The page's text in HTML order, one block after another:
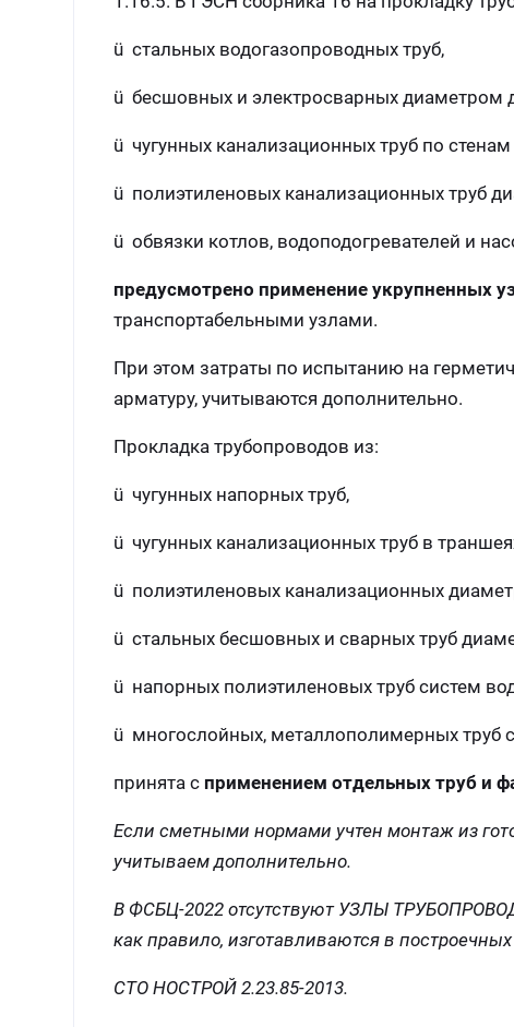
ü стальных водогазопроводных труб,
ü бесшовных и электросварных диаметром
ü чугунных канализационных труб по
ü полиэтиленовых канализационных труб
ü обвязки котлов, водоподогревателей и
предусмотрено применение укрупненных
транспортабельными узлами.
При этом затраты по испытанию на
арматуру, учитываются дополнительно.
Прокладка трубопроводов из:
ü чугунных напорных труб,
ü чугунных канализационных труб в
ü полиэтиленовых канализационных
ü стальных бесшовных и сварных труб
ü напорных полиэтиленовых труб систем
ü многослойных, металлополимерных труб
принята с применением отдельных труб и
Если сметными нормами учтен монтаж из
учитываем дополнительно.
В ФСБЦ-2022 отсутствуют УЗЛЫ
как правило, изготавливаются в
СТО НОСТРОЙ 2.23.85-2013.